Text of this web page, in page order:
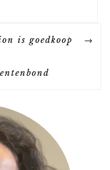
is goedkoop